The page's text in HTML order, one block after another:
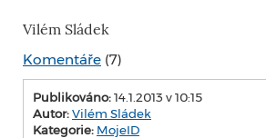
Vilém Sládek
Komentáře (7)
Publikováno:14.1.2013 v 10:15
Autor:Vilém Sládek
Kategorie: MojeID